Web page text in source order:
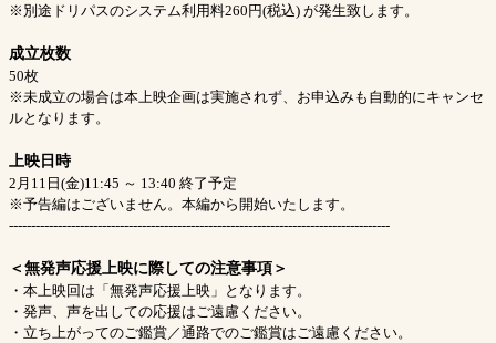
※別途ドリパスのシステム利用料260円(税込) が発生致します。
成立枚数
50枚
※未成立の場合は本上映企画は実施されず、お申込みも自動的にキャンセ
ルとなります。
上映日時
2月11日(金)11:45 ～ 13:40 終了予定
※予告編はございません。本編から開始いたします。
--------------------------------------------------------------------------------------
＜無発声応援上映に際しての注意事項＞
・本上映回は「無発声応援上映」となります。
・発声、声を出しての応援はご遠慮ください。
・立ち上がってのご鑑賞／通路でのご鑑賞はご遠慮ください。